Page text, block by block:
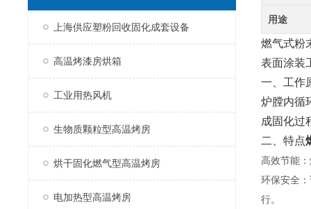
上海供应塑粉回收固化成套设备
高温烤漆房烘箱
工业用热风机
生物质颗粒型高温烤房
烘干固化燃气型高温烤房
电加热型高温烤房
用途
燃气式粉
表面涂装
一、工作
炉膛内循
成固化过
二、特点
高效节能
环保安全
行。